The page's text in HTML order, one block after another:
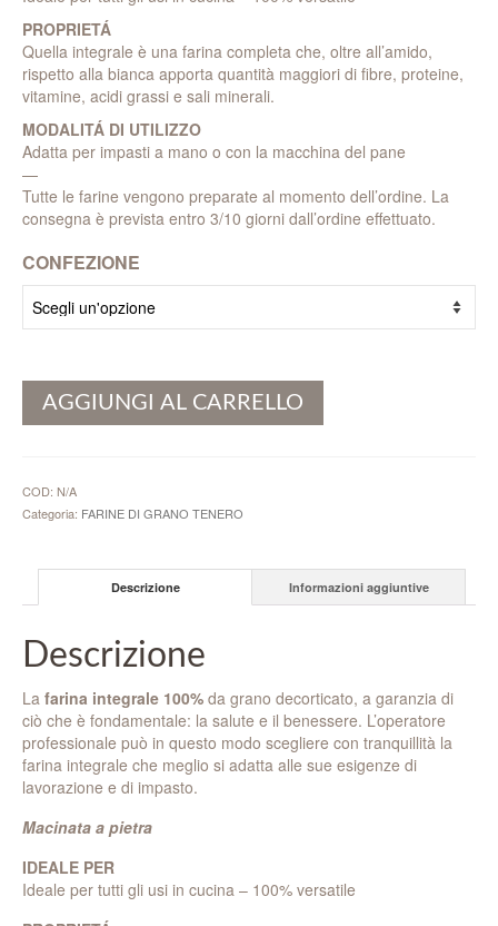
PROPRIETÁ
Quella integrale è una farina completa che, oltre all’amido,
rispetto alla bianca apporta quantità maggiori di fibre, proteine,
vitamine, acidi grassi e sali minerali.
MODALITÁ DI UTILIZZO
Adatta per impasti a mano o con la macchina del pane
—
Tutte le farine vengono preparate al momento dell’ordine. La
consegna è prevista entro 3/10 giorni dall’ordine effettuato.
CONFEZIONE
AGGIUNGI AL CARRELLO
COD: N/A
Categoria: FARINE DI GRANO TENERO
Descrizione Informazioni aggiuntive
Descrizione
La farina integrale 100% da grano decorticato, a garanzia di
ciò che è fondamentale: la salute e il benessere. L’operatore
professionale può in questo modo scegliere con tranquillità la
farina integrale che meglio si adatta alle sue esigenze di
lavorazione e di impasto.
Macinata a pietra
IDEALE PER
Ideale per tutti gli usi in cucina – 100% versatile